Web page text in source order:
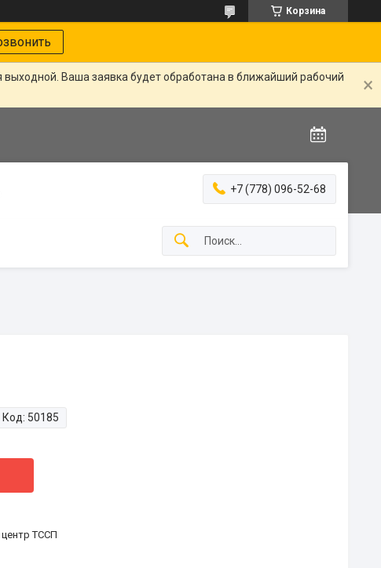
Корзина
Ваша заявка будет обработана в ближайший рабочий
+7 (778) 096-52-68
Код: 50185
ТССП